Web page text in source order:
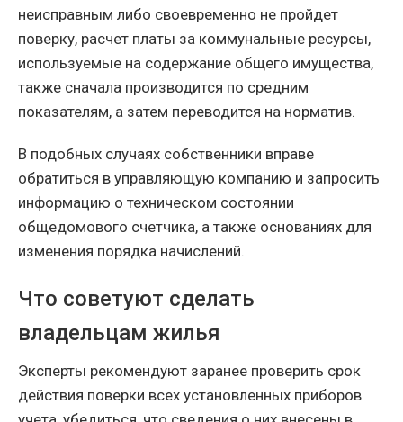
неисправным либо своевременно не пройдет
поверку, расчет платы за коммунальные ресурсы,
используемые на содержание общего имущества,
также сначала производится по средним
показателям, а затем переводится на норматив.
В подобных случаях собственники вправе
обратиться в управляющую компанию и запросить
информацию о техническом состоянии
общедомового счетчика, а также основаниях для
изменения порядка начислений.
Что советуют сделать
владельцам жилья
Эксперты рекомендуют заранее проверить срок
действия поверки всех установленных приборов